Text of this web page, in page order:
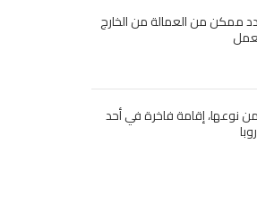
ممكن من العمالة من الخارج
نوعها، إقامة فاخرة في أحد